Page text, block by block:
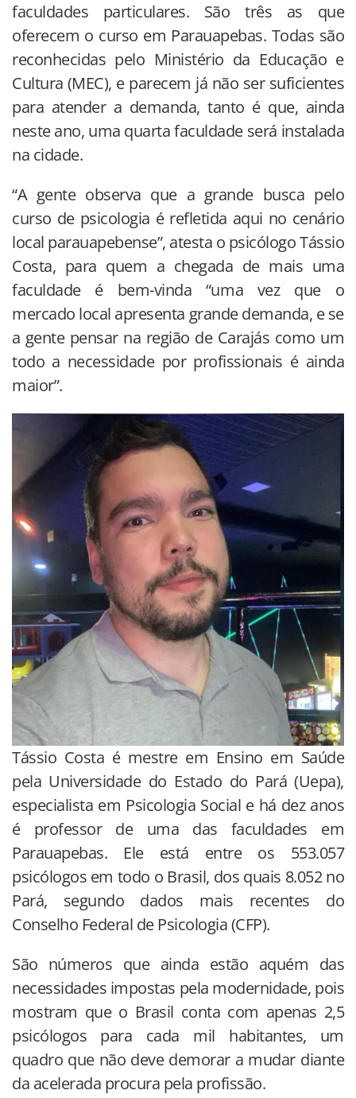
faculdades particulares. São três as que
oferecem o curso em Parauapebas. Todas são
reconhecidas pelo Ministério da Educação e
Cultura (MEC), e parecem já não ser suficientes
para atender a demanda, tanto é que, ainda
neste ano, uma quarta faculdade será instalada
na cidade.
“A gente observa que a grande busca pelo
curso de psicologia é refletida aqui no cenário
local parauapebense”, atesta o psicólogo Tássio
Costa, para quem a chegada de mais uma
faculdade é bem-vinda “uma vez que o
mercado local apresenta grande demanda, e se
a gente pensar na região de Carajás como um
todo a necessidade por profissionais é ainda
maior”.
Tássio Costa é mestre em Ensino em Saúde
pela Universidade do Estado do Pará (Uepa),
especialista em Psicologia Social e há dez anos
é professor de uma das faculdades em
Parauapebas. Ele está entre os 553.057
psicólogos em todo o Brasil, dos quais 8.052 no
Pará, segundo dados mais recentes do
Conselho Federal de Psicologia (CFP).
São números que ainda estão aquém das
necessidades impostas pela modernidade, pois
mostram que o Brasil conta com apenas 2,5
psicólogos para cada mil habitantes, um
quadro que não deve demorar a mudar diante
da acelerada procura pela profissão.